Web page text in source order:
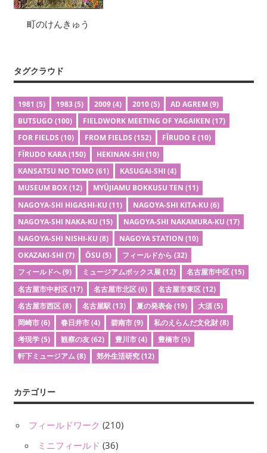
町のけんきゅう
タグクラウド
1981 (5) 1983(5) 2009(4) 2010(5) AD AGREM(9)
BUTSUGO (100) FIELDWORK MEETING OF YAGAIKEN (17)
FOR FIELDS (10) FROM FIELDS (152) FĪRUDO E (10)
FĪRUDO KARA(150) HEKINAN-SHI (10)
KANSATSU NO TOMO (61) KASUGAI-SHI (4)
MUSEUM BOX(12) MYŪJIAMU BOKKUSU TEN (11)
NAGOYA-SHI HIGASHI-KU (11) NAGOYA-SHI KITA-KU (6)
NAGOYA-SHI NAKA-KU (15) NAGOYA-SHI NAKAMURA-KU (17)
NAGOYA-SHI NISHI-KU (8) NAGOYA STATION (10)
OKAZAKI-SHI (7) ŌSU (5) フィールドから (32)
フィールドへ(9) ミュージアムボックス展(12) 名古屋市中区(15)
名古屋市中村区(17) 名古屋市北区(6) 名古屋市東区(12)
名古屋市西区(8) 名古屋駅(13) 夏の発表会(19) 大須(5)
岡崎市(6) 春日井市(4) 碧南市(9) 私のえらんだ文化財(8)
考現学(5) 観察の友(62) 豊川市(4) 豊橋市(5)
軒下ミュージアム(8) 郊外生活研究(12)
カテゴリー
フィールドワーク (210)
ミニフィールド (36)